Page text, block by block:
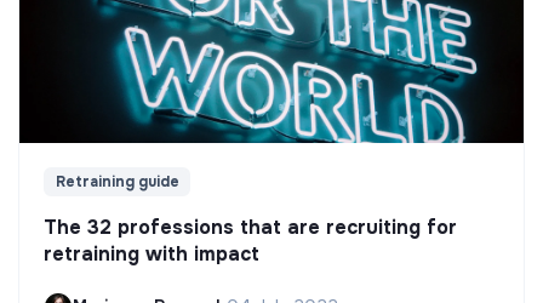
Retraining guide
The 32 professions that are recruiting for
retraining with impact